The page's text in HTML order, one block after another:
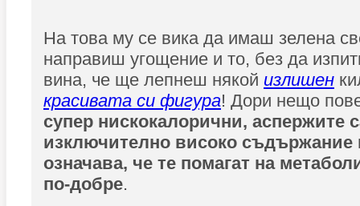
На това му се вика да имаш зелена
направиш угощение и то, без да
вина, че ще лепнеш някой излишен
красивата си фигура! Дори нещо
супер нискокалорични, аспержите
изключително високо съдържание
означава, че те помагат на
по-добре.